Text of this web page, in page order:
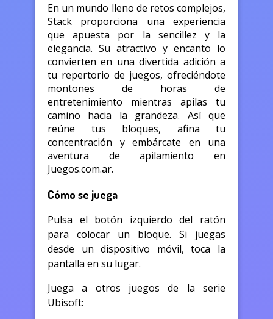
En un mundo lleno de retos complejos,
Stack proporciona una experiencia
que apuesta por la sencillez y la
elegancia. Su atractivo y encanto lo
convierten en una divertida adición a
tu repertorio de juegos, ofreciéndote
montones de horas de
entretenimiento mientras apilas tu
camino hacia la grandeza. Así que
reúne tus bloques, afina tu
concentración y embárcate en una
aventura de apilamiento en
Juegos.com.ar.
Cómo se juega
Pulsa el botón izquierdo del ratón
para colocar un bloque. Si juegas
desde un dispositivo móvil, toca la
pantalla en su lugar.
Juega a otros juegos de la serie
Ubisoft: